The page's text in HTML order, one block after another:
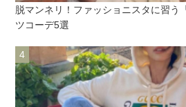
脱マンネリ！ファッショニスタに習う
ツコーデ5選